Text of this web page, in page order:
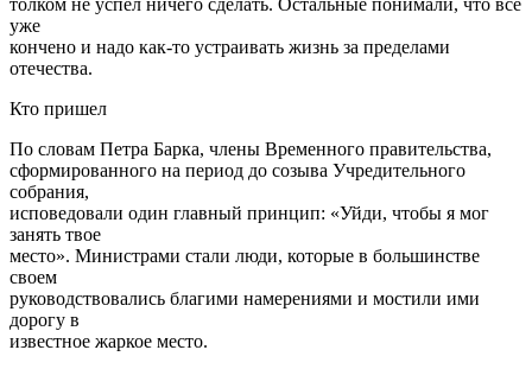
уже
кончено и надо как-то устраивать жизнь за пределами
отечества.
Кто пришел
По словам Петра Барка, члены Временного правительства,
сформированного на период до созыва Учредительного
собрания,
исповедовали один главный принцип: «Уйди, чтобы я мог
занять твое
место». Министрами стали люди, которые в большинстве
своем
руководствовались благими намерениями и мостили ими
дорогу в
известное жаркое место.